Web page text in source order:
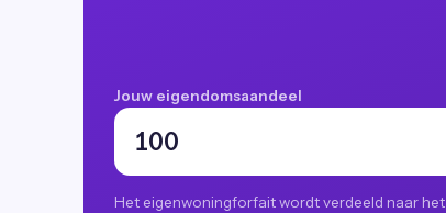
Jouw eigendomsaandeel
Het eigenwoningforfait wordt verdeeld naar het